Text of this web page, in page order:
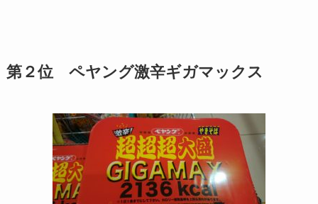
第２位 ペヤング激辛ギガマックス